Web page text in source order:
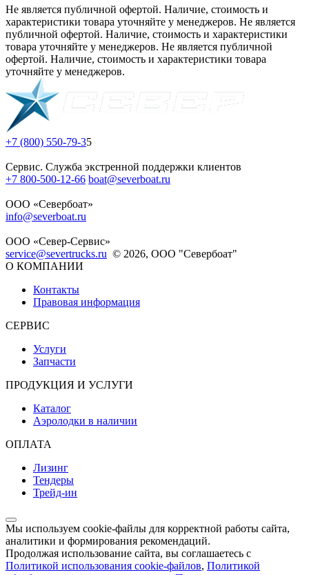
Не является публичной офертой. Наличие, стоимость и
характеристики товара уточняйте у менеджеров. Не является
публичной офертой. Наличие, стоимость и характеристики
товара уточняйте у менеджеров. Не является публичной
офертой. Наличие, стоимость и характеристики товара
уточняйте у менеджеров.
+7 (800) 550-79-35
Сервис. Служба экстренной поддержки клиентов
+7 800-500-12-66 boat@severboat.ru
ООО «Севербоат»
info@severboat.ru
ООО «Север-Сервис»
service@severtrucks.ru © 2026, ООО "Севербоат"
О КОМПАНИИ
Контакты
Правовая информация
СЕРВИС
Услуги
Запчасти
ПРОДУКЦИЯ И УСЛУГИ
Каталог
Аэролодки в наличии
ОПЛАТА
Лизинг
Тендеры
Трейд-ин
Мы используем cookie-файлы для корректной работы сайта,
аналитики и формирования рекомендаций.
Продолжая использование сайта, вы соглашаетесь с
Политикой использования cookie-файлов, Политикой